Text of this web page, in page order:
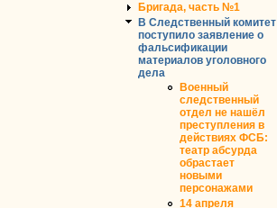
Бригада, часть №1
В Следственный комитет
поступило заявление о
фальсификации
материалов уголовного
дела
Военный
следственный
отдел не нашёл
преступления в
действиях ФСБ:
театр абсурда
обрастает
новыми
персонажами
14 апреля